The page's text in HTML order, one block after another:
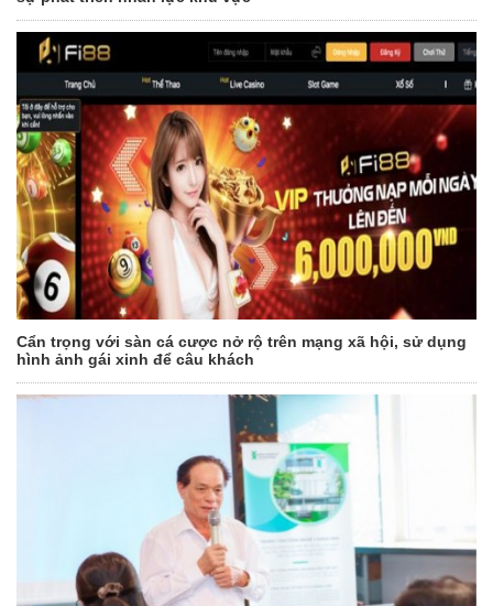
Cẩn trọng với sàn cá cược nở rộ trên mạng xã hội, sử dụng
hình ảnh gái xinh để câu khách